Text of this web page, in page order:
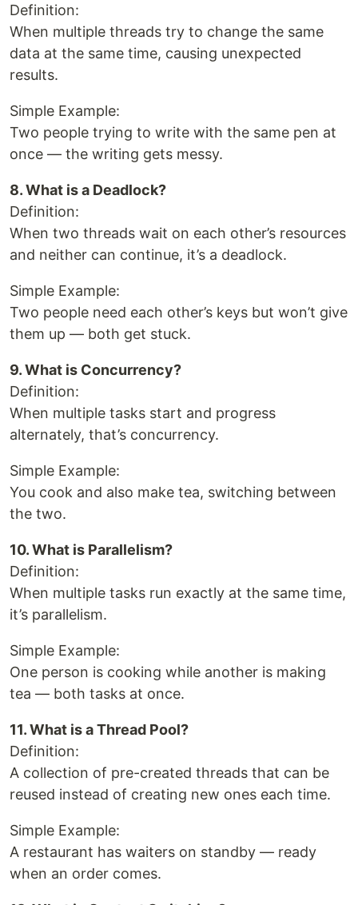
Definition:
When multiple threads try to change the same
data at the same time, causing unexpected
results.
Simple Example:
Two people trying to write with the same pen at
once — the writing gets messy.
8. What is a Deadlock?
Definition:
When two threads wait on each other’s resources
and neither can continue, it’s a deadlock.
Simple Example:
Two people need each other’s keys but won’t give
them up — both get stuck.
9. What is Concurrency?
Definition:
When multiple tasks start and progress
alternately, that’s concurrency.
Simple Example:
You cook and also make tea, switching between
the two.
10. What is Parallelism?
Definition:
When multiple tasks run exactly at the same time,
it’s parallelism.
Simple Example:
One person is cooking while another is making
tea — both tasks at once.
11. What is a Thread Pool?
Definition:
A collection of pre-created threads that can be
reused instead of creating new ones each time.
Simple Example:
A restaurant has waiters on standby — ready
when an order comes.